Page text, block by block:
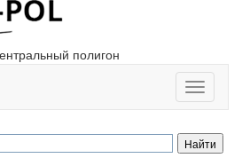
полигон
Toggle